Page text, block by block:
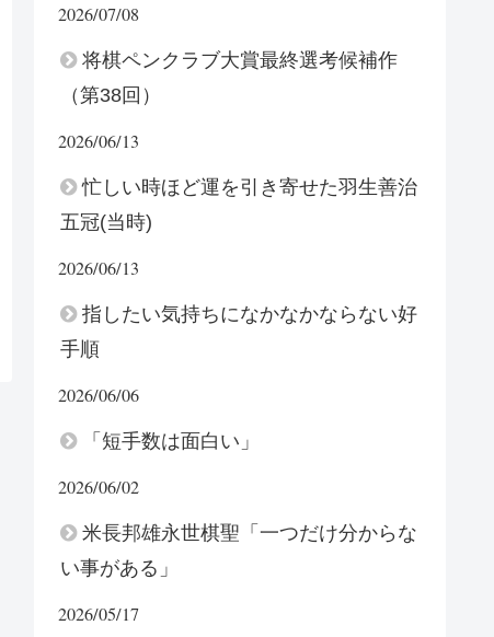
2026/07/08
将棋ペンクラブ大賞最終選考候補作
（第38回）
2026/06/13
忙しい時ほど運を引き寄せた羽生善治
五冠(当時)
2026/06/13
指したい気持ちになかなかならない好
手順
2026/06/06
「短手数は面白い」
2026/06/02
米長邦雄永世棋聖「一つだけ分からな
い事がある」
2026/05/17